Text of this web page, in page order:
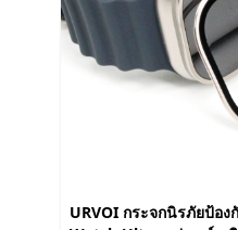
URVOI กระจกนิรภัยป้อ